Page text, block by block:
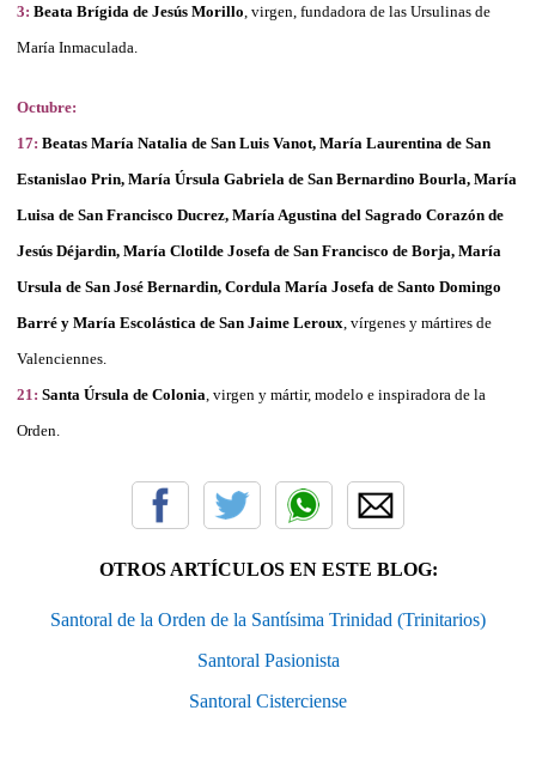
3: Beata Brígida de Jesús Morillo , virgen, fundadora de las Ursulinas de
María Inmaculada.
Octubre:
17: Beatas María Natalia de San Luis Vanot, María Laurentina de San
Estanislao Prin, María Úrsula Gabriela de San Bernardino Bourla, María
Luisa de San Francisco Ducrez, María Agustina del Sagrado Corazón de
Jesús Déjardin, María Clotilde Josefa de San Francisco de Borja, María
Ursula de San José Bernardin, Cordula María Josefa de Santo Domingo
Barré y María Escolástica de San Jaime Leroux , vírgenes y mártires de
Valenciennes.
21: Santa Úrsula de Colonia , virgen y mártir, modelo e inspiradora de la
Orden.
OTROS ARTÍCULOS EN ESTE BLOG:
Santoral de la Orden de la Santísima Trinidad (Trinitarios)
Santoral Pasionista
Santoral Cisterciense